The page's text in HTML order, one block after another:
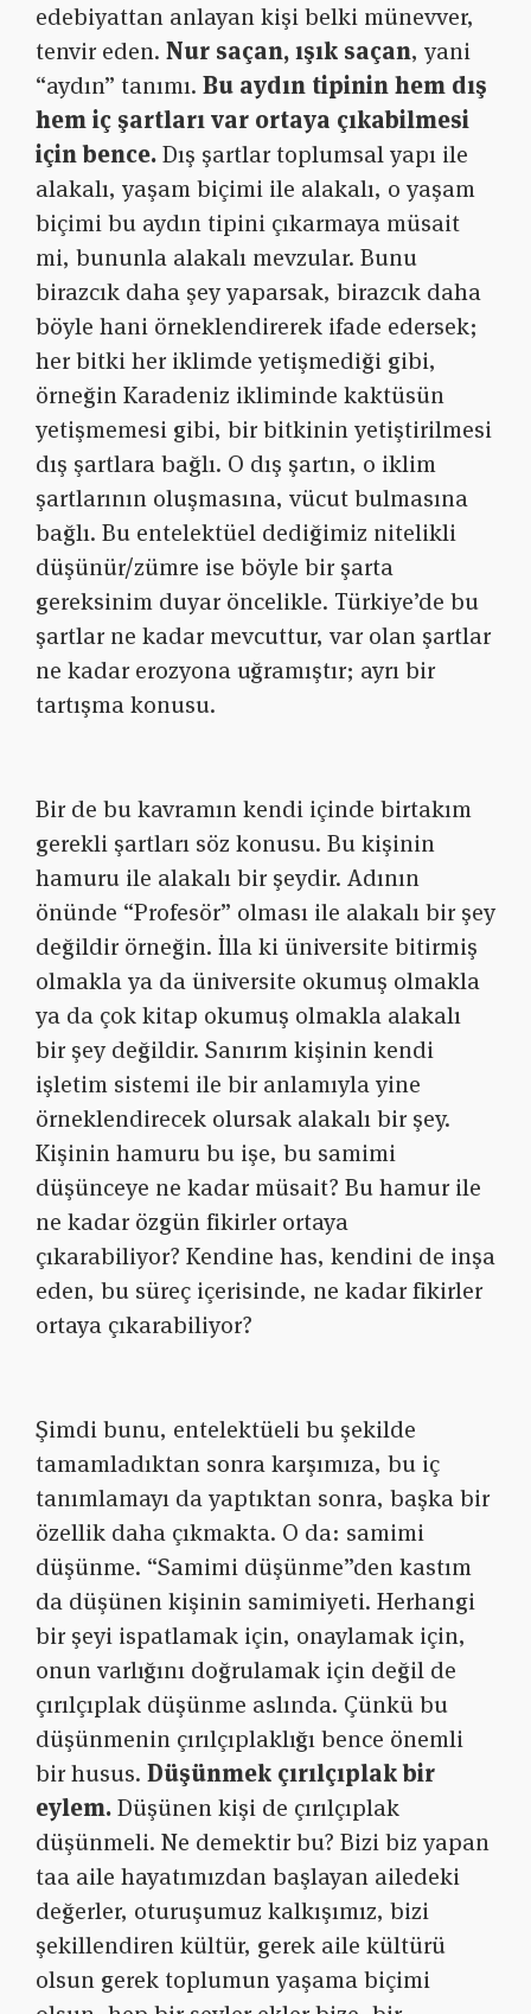
edebiyattan anlayan kişi belki münevver,
tenvir eden. Nur saçan, ışık saçan, yani
“aydın” tanımı. Bu aydın tipinin hem dış
hem iç şartları var ortaya çıkabilmesi
için bence.Dış şartlar toplumsal yapı ile
alakalı, yaşam biçimi ile alakalı, o yaşam
biçimi bu aydın tipini çıkarmaya müsait
mi, bununla alakalı mevzular. Bunu
birazcık daha şey yaparsak, birazcık daha
böyle hani örneklendirerek ifade edersek;
her bitki her iklimde yetişmediği gibi,
örneğin Karadeniz ikliminde kaktüsün
yetişmemesi gibi, bir bitkinin yetiştirilmesi
dış şartlara bağlı. O dış şartın, o iklim
şartlarının oluşmasına, vücut bulmasına
bağlı. Bu entelektüel dediğimiz nitelikli
düşünür/zümre ise böyle bir şarta
gereksinim duyar öncelikle. Türkiye’de bu
şartlar ne kadar mevcuttur, var olan şartlar
ne kadar erozyona uğramıştır; ayrı bir
tartışma konusu.
Bir de bu kavramın kendi içinde birtakım
gerekli şartları söz konusu. Bu kişinin
hamuru ile alakalı bir şeydir. Adının
önünde “Profesör” olması ile alakalı bir şey
değildir örneğin. İlla ki üniversite bitirmiş
olmakla ya da üniversite okumuş olmakla
ya da çok kitap okumuş olmakla alakalı
bir şey değildir. Sanırım kişinin kendi
işletim sistemi ile bir anlamıyla yine
örneklendirecek olursak alakalı bir şey.
Kişinin hamuru bu işe, bu samimi
düşünceye ne kadar müsait? Bu hamur ile
ne kadar özgün fikirler ortaya
çıkarabiliyor? Kendine has, kendini de inşa
eden, bu süreç içerisinde, ne kadar fikirler
ortaya çıkarabiliyor?
Şimdi bunu, entelektüeli bu şekilde
tamamladıktan sonra karşımıza, bu iç
tanımlamayı da yaptıktan sonra, başka bir
özellik daha çıkmakta. O da: samimi
düşünme. “Samimi düşünme”den kastım
da düşünen kişinin samimiyeti. Herhangi
bir şeyi ispatlamak için, onaylamak için,
onun varlığını doğrulamak için değil de
çırılçıplak düşünme aslında. Çünkü bu
düşünmenin çırılçıplaklığı bence önemli
bir husus. Düşünmek çırılçıplak bir
eylem.Düşünen kişi de çırılçıplak
düşünmeli. Ne demektir bu? Bizi biz yapan
taa aile hayatımızdan başlayan ailedeki
değerler, oturuşumuz kalkışımız, bizi
şekillendiren kültür, gerek aile kültürü
olsun gerek toplumun yaşama biçimi